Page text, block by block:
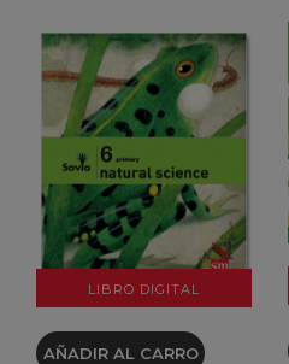
LIBRO DIGITAL
VER DETALLES
AÑADIR AL CARRO